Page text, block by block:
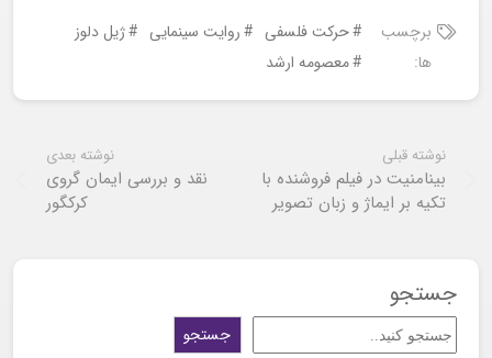
برچسب
ها:
حرکت فلسفی روایت سینمایی
ژیل دلوز
معصومه ارشد
نوشته قبلی
بینامنیت در فیلم فروشنده با
تکیه بر ایماژ و زبان تصویر
نوشته بعدی
نقد و بررسی ایمان گروی
کرکگور
جستجو
جستجو